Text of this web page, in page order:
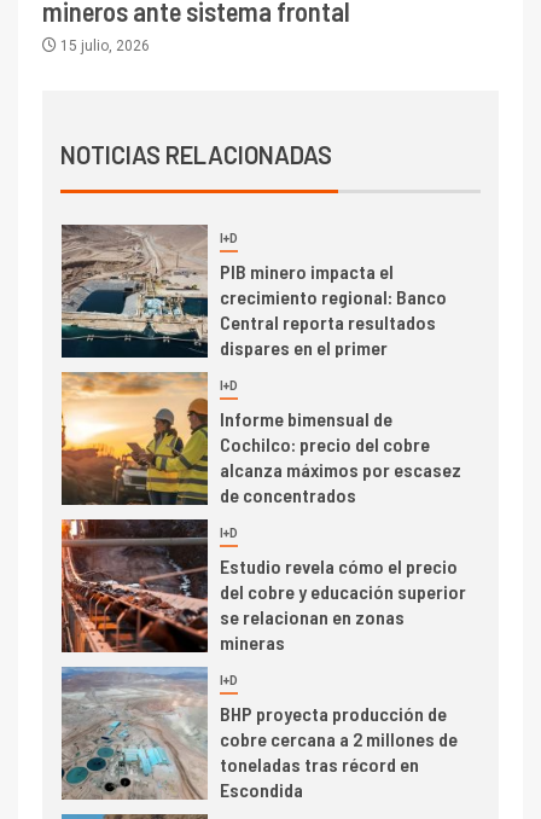
mineros ante sistema frontal
15 julio, 2026
NOTICIAS RELACIONADAS
transportar cátodos al Puerto
Producción minera en mayo de
2026 cae 10,6%
3 I+D
PIB minero impacta el
crecimiento regional: Banco
Central reporta resultados
dispares en el primer
4 I+D
Informe bimensual de
Cochilco: precio del cobre
alcanza máximos por escasez
de concentrados
5 I+D
Estudio revela cómo el precio
del cobre y educación superior
se relacionan en zonas
mineras
6 I+D
BHP proyecta producción de
cobre cercana a 2 millones de
toneladas tras récord en
Escondida